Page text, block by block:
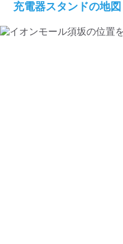
充電器スタンドの地図